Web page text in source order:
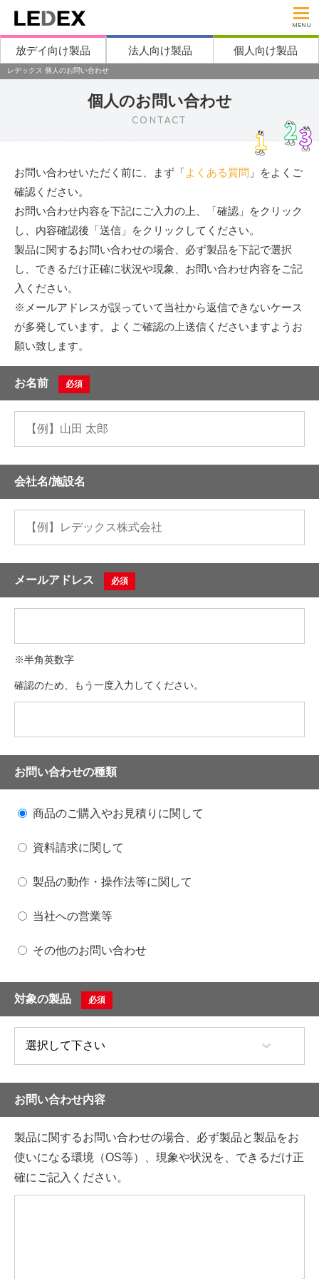
MENU
放デイ向け製品 法人向け製品 個人向け製品
レデックス 個人のお問い合わせ
個人のお問い合わせ
CONTACT
お問い合わせいただく前に、まず「よくある質問 」をよくご
確認ください。
お問い合わせ内容を下記にご入力の上、「確認」をクリック
し、内容確認後「送信」をクリックしてください。
製品に関するお問い合わせの場合、必ず製品を下記で選択
し、できるだけ正確に状況や現象、お問い合わせ内容をご記
入ください。
※メールアドレスが誤っていて当社から返信できないケース
が多発しています。よくご確認の上送信くださいますようお
願い致します。
お名前 必須
会社名/施設名
メールアドレス 必須
※半角英数字
確認のため、もう一度入力してください。
お問い合わせの種類
商品のご購入やお見積りに関して
資料請求に関して
製品の動作・操作法等に関して
当社への営業等
その他のお問い合わせ
対象の製品 必須
お問い合わせ内容
製品に関するお問い合わせの場合、必ず製品と製品をお
使いになる環境（OS等）、現象や状況を、できるだけ正
確にご記入ください。